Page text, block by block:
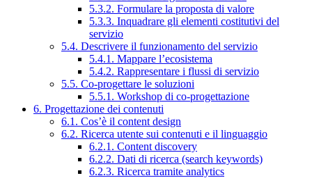
5.3.2. Formulare la proposta di valore
5.3.3. Inquadrare gli elementi costitutivi del
servizio
5.4. Descrivere il funzionamento del servizio
5.4.1. Mappare l’ecosistema
5.4.2. Rappresentare i flussi di servizio
5.5. Co-progettare le soluzioni
5.5.1. Workshop di co-progettazione
6. Progettazione dei contenuti
6.1. Cos’è il content design
6.2. Ricerca utente sui contenuti e il linguaggio
6.2.1. Content discovery
6.2.2. Dati di ricerca (search keywords)
6.2.3. Ricerca tramite analytics